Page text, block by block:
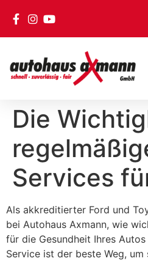
Die
Services
Als akkreditierter Ford und
bei Autohaus Axmann, wie
für die Gesundheit Ihres
Service ist der beste Weg,